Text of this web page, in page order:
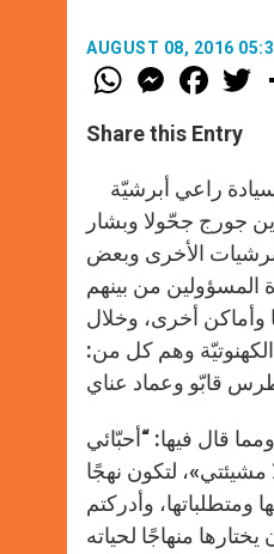
AUGUST 08, 2016
W
h
t
s
p
p
M
e
s
e
e
r
F
a
e
b
o
k
w
r
Share this Entry
سيادة راعي أبرشيّة
جورج جحّولا وبشار
الأخرى وبعض
المسؤولين من بينهم
وأماكن أخرى، وخلال
وهم كل من:
قال فيها: “أحبّائي
لتكون نهجًا
وأدركتم